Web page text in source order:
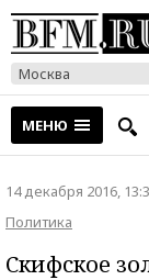
Москва
МЕНЮ
14 декабря 2016,
Политика
Скифское